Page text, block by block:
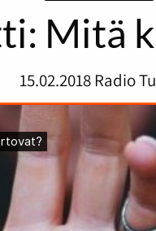
Mitä
15.02.2018 Radio